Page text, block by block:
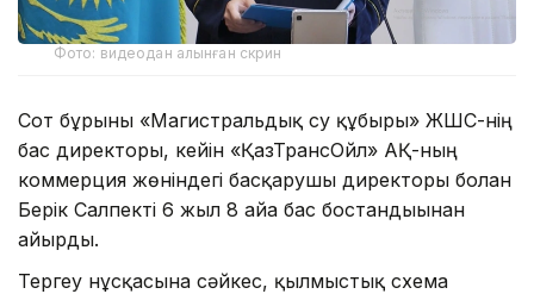
Фото: видеодан алынған скрин
Сот бұрынғы «Магистральдық су құбыры» ЖШС-нің
бас директоры, кейін «ҚазТрансОйл» АҚ-ның
коммерция жөніндегі басқарушы директоры болған
Берік Салпекті 6 жыл 8 айға бас бостандығынан
айырды.
Тергеу нұсқасына сәйкес, қылмыстық схема